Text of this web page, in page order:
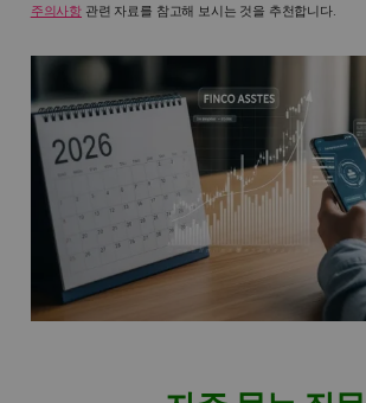
주의사항 관련 자료를 참고해 보시는 것을 추천합니다.